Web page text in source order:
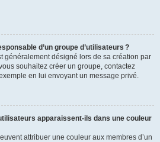
d’un groupe d’utilisateurs ?
généralement désigné lors de sa création par
souhaitez créer un groupe, contactez
en lui envoyant un message privé.
apparaissent-ils dans une couleur
attribuer une couleur aux membres d’un